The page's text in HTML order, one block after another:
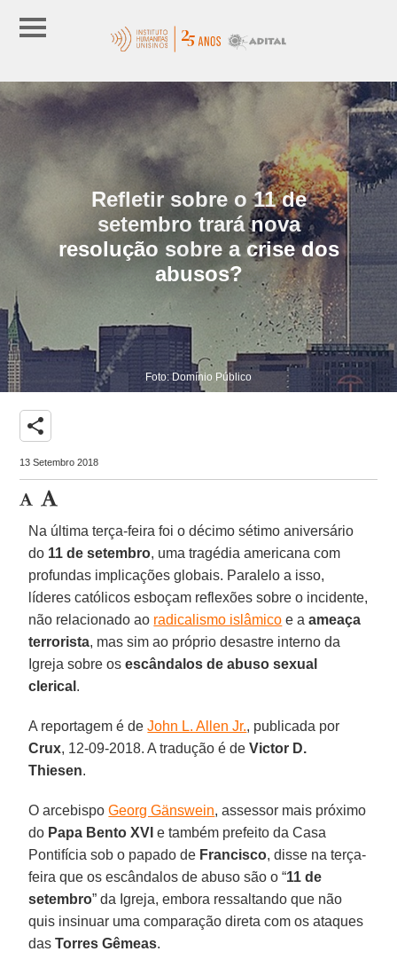
Refletir sobre o 11 de
setembro trará nova
resolução sobre a crise dos
abusos?
Foto: Domínio Público
share
13 Setembro 2018
Na última terça-feira foi o décimo sétimo aniversário
do 11 de setembro, uma tragédia americana com
profundas implicações globais. Paralelo a isso,
líderes católicos esboçam reflexões sobre o incidente,
não relacionado ao radicalismo islâmico e aameaça
terrorista, mas sim ao próprio desastre interno da
Igreja sobre osescândalos de abuso sexual
clerical .
A reportagem é deJohn L. Allen Jr., publicada por
Crux, 12-09-2018. A tradução é deVictor D.
Thiesen.
O arcebispoGeorg Gänswein, assessor mais próximo
do Papa Bento XVI e também prefeito da Casa
Pontifícia sob o papado de Francisco, disse na terça-
feira que os escândalos de abuso são o “11 de
setembro” da Igreja, embora ressaltando que não
quis insinuar uma comparação direta com os ataques
dasTorres Gêmeas.